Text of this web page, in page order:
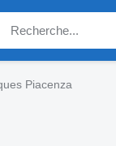
Piacenza